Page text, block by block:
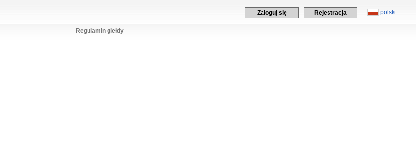
polski
Zaloguj się Rejestracja
Regulamin giełdy